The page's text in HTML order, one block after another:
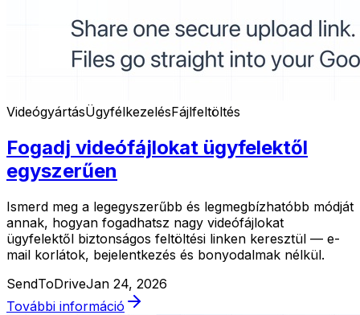
VideógyártásÜgyfélkezelésFájlfeltöltés
Fogadj videófájlokat ügyfelektől
egyszerűen
Ismerd meg a legegyszerűbb és legmegbízhatóbb módját
annak, hogyan fogadhatsz nagy videófájlokat
ügyfelektől biztonságos feltöltési linken keresztül — e-
mail korlátok, bejelentkezés és bonyodalmak nélkül.
SendToDriveJan 24, 2026
További információ